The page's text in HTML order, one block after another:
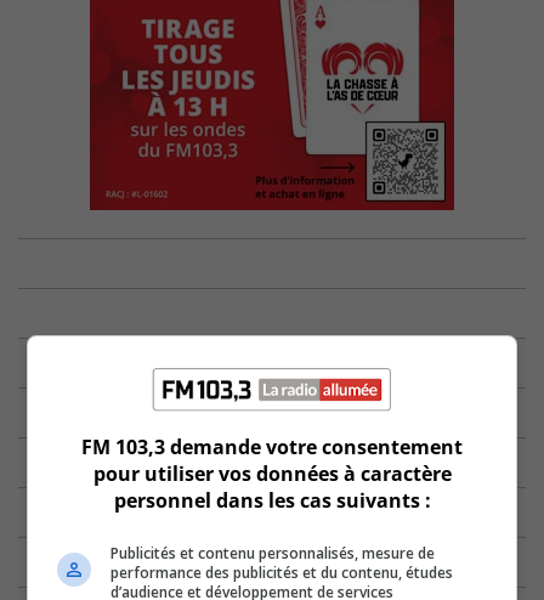
FM 103,3 demande votre consentement
pour utiliser vos données à caractère
personnel dans les cas suivants :
Publicités et contenu personnalisés, mesure de
performance des publicités et du contenu, études
d’audience et développement de services